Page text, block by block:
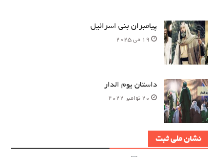
پیامبران بنی اسرائیل
19 می 2025
داستان یوم الدار
20 نوامبر 2022
نشان ملی ثبت